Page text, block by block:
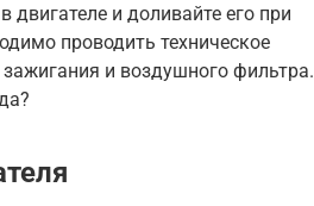
двигателе и доливайте его при
проводить техническое
и воздушного фильтра.